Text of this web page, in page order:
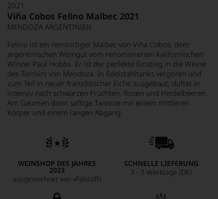
2021
Viña Cobos Felino Malbec 2021
MENDOZA ARGENTINIEN
Felino ist ein reinsortiger Malbec von Viña Cobos, dem
argentinischen Weingut vom renommierten kalifornischen
Winzer Paul Hobbs. Er ist der perfekte Einstieg in die Weine
des Terroirs von Mendoza. In Edelstahltanks vergoren und
zum Teil in neuer französischer Eiche ausgebaut, duftet er
intensiv nach schwarzen Früchten, Rosen und Heidelbeeren.
Am Gaumen dann saftige Tannine mit einem mittleren
Körper und einem langen Abgang.
WEINSHOP DES JAHRES
2023
ausgezeichnet von »Falstaff«
SCHNELLE LIEFERUNG
3 - 5 Werktage (DE)